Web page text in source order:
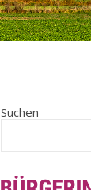
Suchen